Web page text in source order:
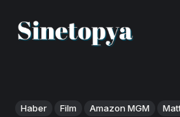
Haber Film Amazon MGM